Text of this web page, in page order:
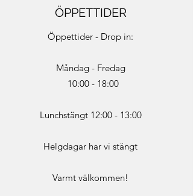
ÖPPETTIDER
Öppettider - Drop in:
Måndag - Fredag
10:00 - 18:00
Lunchstängt 12:00 - 13:00
Helgdagar har vi stängt
Varmt välkommen!